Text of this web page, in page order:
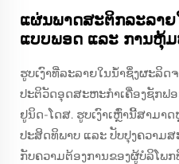
ແຜ່ນພາດສະຕິກລະລາ
ແບບພອດ ແລະ ການຫຸ້
ຮູບເງົາທີ່ລະລາຍໃນນ້ຳຊຶ່ງຜະລິດ
ປະຕິວັດອຸດສະຫະກຳເຄື່ອງຊັກຟ
ຢູນິດ-ໂດສ. ຮູບເງົາເຫຼົ່ານີ້ສາມ
ປະສິດທິພາບ ແລະ ປັບປຸງຄວາມ
ກັບຄວາມຕ້ອງການຂອງຜູ້ບໍລິໂພ